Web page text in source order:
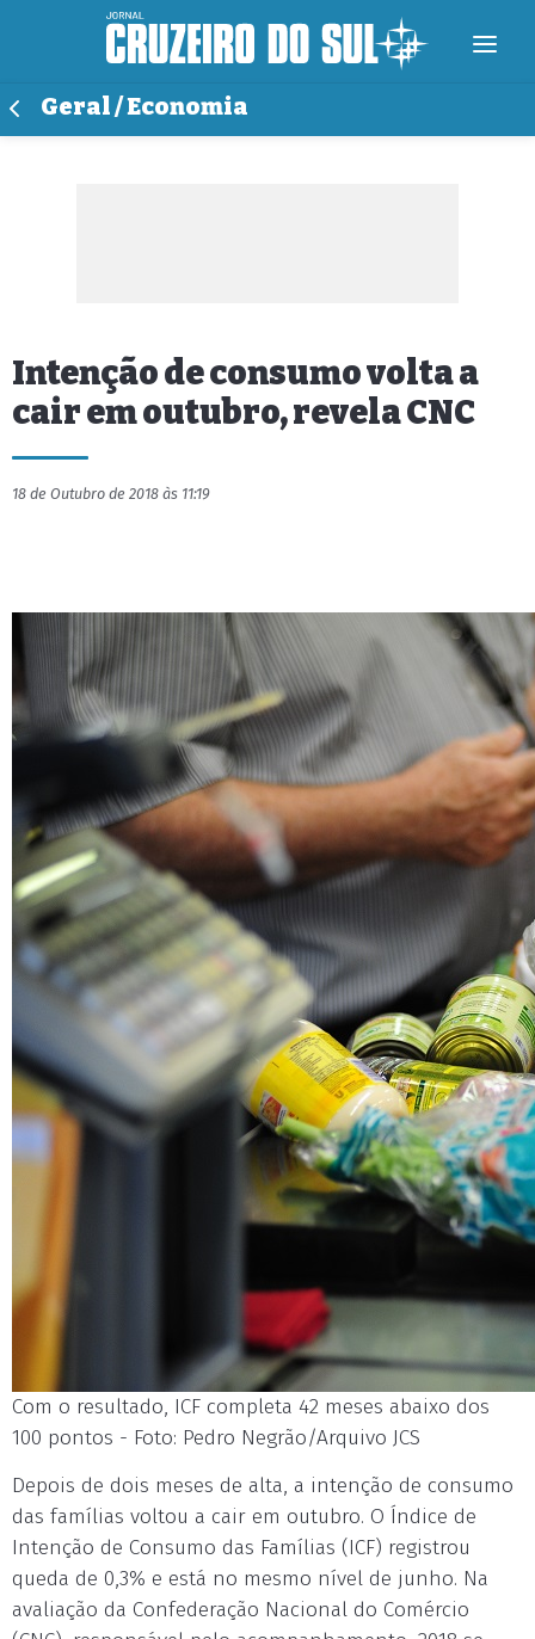
Geral / Economia
Intenção de consumo volta a
cair em outubro, revela CNC
18 de Outubro de 2018 às 11:19
Com o resultado, ICF completa 42 meses abaixo dos
100 pontos - Foto: Pedro Negrão/Arquivo JCS
Depois de dois meses de alta, a intenção de consumo
das famílias voltou a cair em outubro. O Índice de
Intenção de Consumo das Famílias (ICF) registrou
queda de 0,3% e está no mesmo nível de junho. Na
avaliação da Confederação Nacional do Comércio